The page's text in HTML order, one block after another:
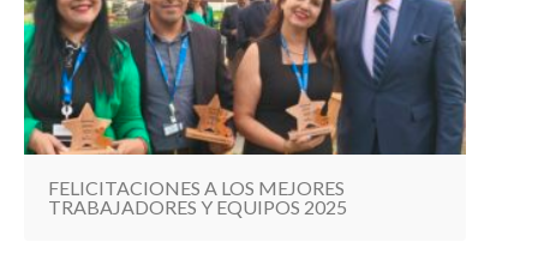
FELICITACIONES A LOS MEJORES
TRABAJADORES Y EQUIPOS 2025